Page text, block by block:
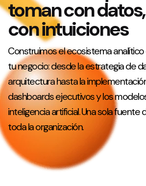
toman con
con intuiciones
Construimos el ecosistema
tu negocio: desde la estrategia de
arquitectura hasta la
dashboards ejecutivos y los
inteligencia artificial. Una sola fuente
toda la organización.